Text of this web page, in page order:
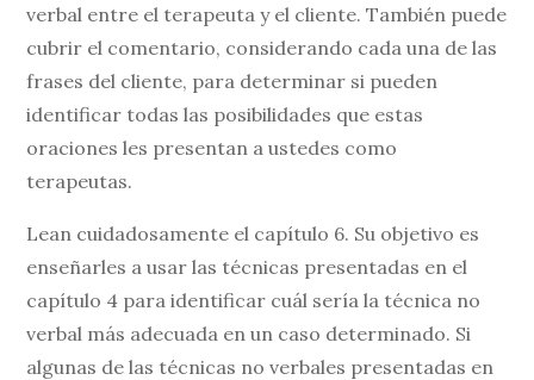
verbal entre el terapeuta y el cliente. También puede
cubrir el comentario, considerando cada una de las
frases del cliente, para determinar si pueden
identificar todas las posibilidades que estas
oraciones les presentan a ustedes como
terapeutas.
Lean cuidadosamente el capítulo 6. Su objetivo es
enseñarles a usar las técnicas presentadas en el
capítulo 4 para identificar cuál sería la técnica no
verbal más adecuada en un caso determinado. Si
algunas de las técnicas no verbales presentadas en